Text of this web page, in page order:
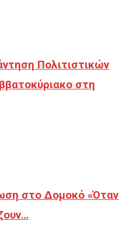
Πολιτιστικών
στη
στο Δομοκό «Όταν